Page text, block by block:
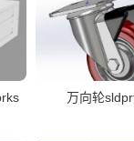
万向轮